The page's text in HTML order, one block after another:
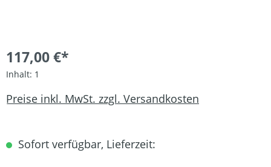
117,00 €*
Inhalt: 1
Preise inkl. MwSt. zzgl. Versandkosten
Sofort verfügbar, Lieferzeit: